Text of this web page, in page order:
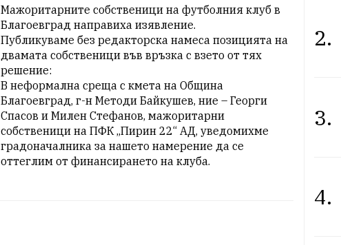
Мажоритарните собственици на футболния клуб в
Благоевград направиха изявление.
Публикуваме без редакторска намеса позицията на
двамата собственици във връзка с взето от тях
решение:
В неформална среща с кмета на Община
Благоевград, г-н Методи Байкушев, ние – Георги
Спасов и Милен Стефанов, мажоритарни
собственици на ПФК „Пирин 22“ АД, уведомихме
градоначалника за нашето намерение да се
оттеглим от финансирането на клуба.
2.
3.
4.